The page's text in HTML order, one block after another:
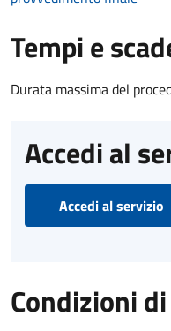
Tempi e
Durata massima del
Accedi al
Accedi al servizio
Condizioni